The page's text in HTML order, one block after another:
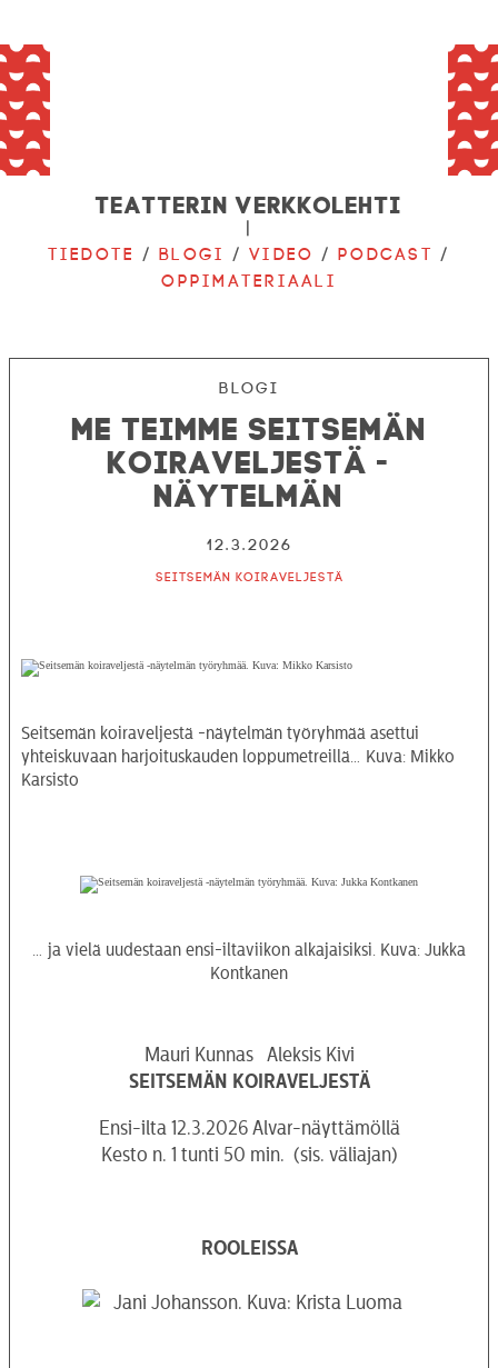
Teatterin verkkolehti
|
Tiedote /Blogi /Video /Podcast /
Oppimateriaali
Blogi
Me teimme Seitsemän
koiraveljestä -
näytelmän
12.3.2026
Seitsemän koiraveljestä
Seitsemän koiraveljestä -näytelmän työryhmää asettui
yhteiskuvaan harjoituskauden loppumetreillä… Kuva: Mikko
Karsisto
… ja vielä uudestaan ensi-iltaviikon alkajaisiksi. Kuva: Jukka
Kontkanen
Mauri Kunnas Aleksis Kivi
SEITSEMÄN KOIRAVELJESTÄ
Ensi-ilta 12.3.2026 Alvar-näyttämöllä
Kesto n. 1 tunti 50 min. (sis. väliajan)
ROOLEISSA